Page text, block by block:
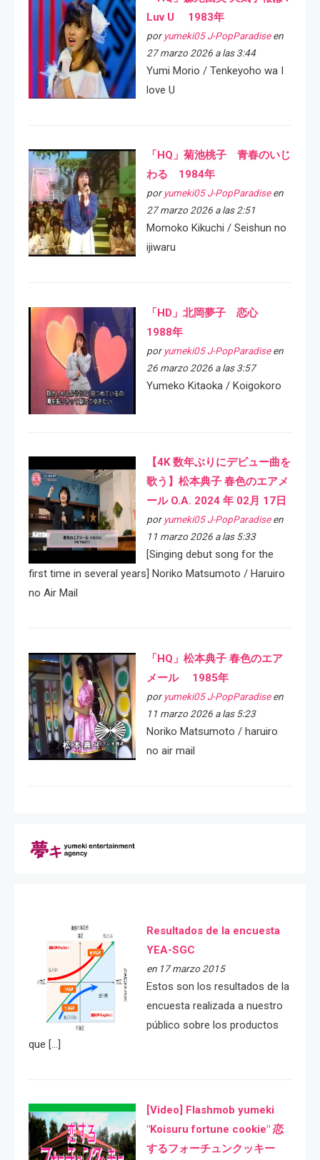
Luv U 1983年
por yumeki05 J-PopParadiseen
27 marzo 2026 a las 3:44
Yumi Morio / Tenkeyoho wa I
love U
「HQ」菊池桃子 青春のいじ
わる 1984年
por yumeki05 J-PopParadiseen
27 marzo 2026 a las 2:51
Momoko Kikuchi / Seishun no
ijiwaru
「HD」北岡夢子 恋心
1988年
por yumeki05 J-PopParadiseen
26 marzo 2026 a las 3:57
Yumeko Kitaoka / Koigokoro
【4K 数年ぶりにデビュー曲を
歌う】松本典子 春色のエアメ
ール O.A. 2024 年 02月 17日
por yumeki05 J-PopParadiseen
11 marzo 2026 a las 5:33
[Singing debut song for the
first time in several years] Noriko Matsumoto / Haruiro
no Air Mail
「HQ」松本典子 春色のエア
メール 1985年
por yumeki05 J-PopParadiseen
11 marzo 2026 a las 5:23
Noriko Matsumoto / haruiro
no air mail
Resultados de la encuesta
YEA-SGC
en 17 marzo 2015
Estos son los resultados de la
encuesta realizada a nuestro
público sobre los productos
que […]
[Video] Flashmob yumeki
"Koisuru fortune cookie" 恋
するフォーチュンクッキー